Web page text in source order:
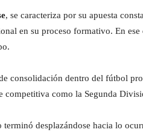
, se caracteriza por su apuesta
en su proceso formativo. En ese
consolidación dentro del fútbol
competitiva como la Segunda
desplazándose hacia lo